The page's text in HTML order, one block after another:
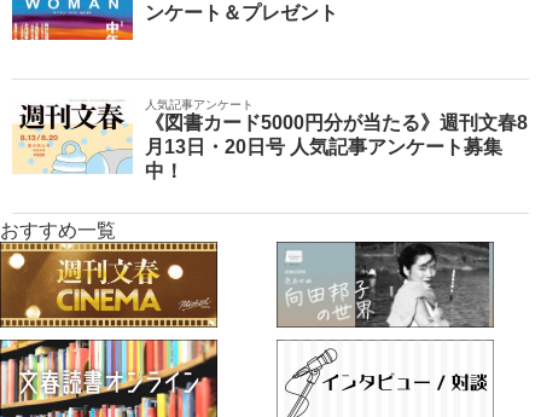
ンケート＆プレゼント
人気記事アンケート
《図書カード5000円分が当たる》週刊文春8
月13日・20日号 人気記事アンケート募集
中！
おすすめ一覧